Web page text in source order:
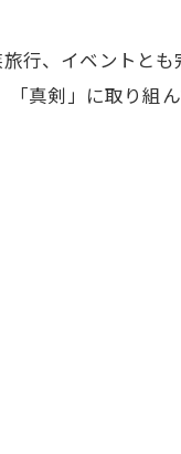
行、イベントと
真剣」に取り組